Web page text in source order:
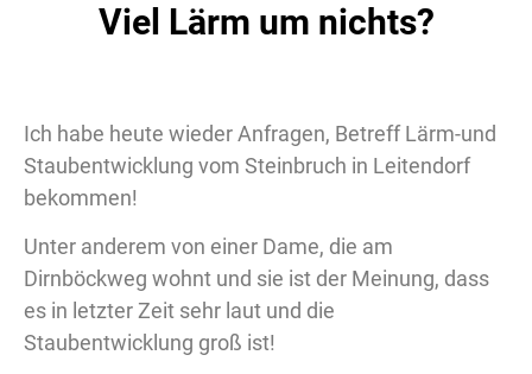
Viel Lärm um nichts?
Ich habe heute wieder Anfragen, Betreff Lärm-und
Staubentwicklung vom Steinbruch in Leitendorf
bekommen!
Unter anderem von einer Dame, die am
Dirnböckweg wohnt und sie ist der Meinung, dass
es in letzter Zeit sehr laut und die
Staubentwicklung groß ist!